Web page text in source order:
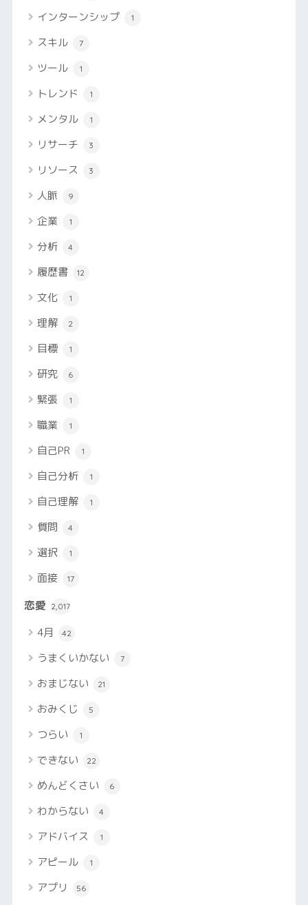
インターンシップ 1
スキル 7
ツール 1
トレンド 1
メンタル 1
リサーチ 3
リソース 3
人脈 9
企業 1
分析 4
履歴書 12
文化 1
理解 2
目標 1
研究 6
緊張 1
職業 1
自己PR 1
自己分析 1
自己理解 1
質問 4
選択 1
面接 17
恋愛 2,017
4月 42
うまくいかない 7
おまじない 21
おみくじ 5
つらい 1
できない 22
めんどくさい 6
わからない 4
アドバイス 1
アピール 1
アプリ 56